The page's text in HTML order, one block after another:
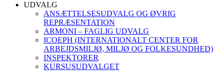
UDVALG
ANSÆTTELSESUDVALG OG ØVRIG
REPRÆSENTATION
ARMONI – FAGLIG UDVALG
ICOEPH (INTERNATIONALT CENTER FOR
ARBEJDSMILJØ, MILJØ OG FOLKESUNDHED)
INSPEKTORER
KURSUSUDVALGET